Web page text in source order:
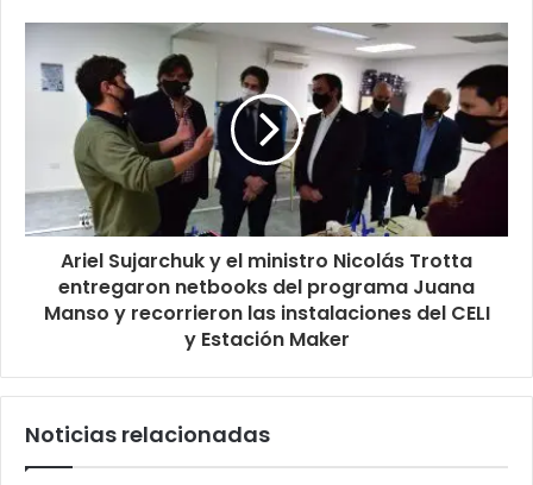
Ariel Sujarchuk y el ministro Nicolás Trotta
entregaron netbooks del programa Juana
Manso y recorrieron las instalaciones del CELI
y Estación Maker
Noticias relacionadas